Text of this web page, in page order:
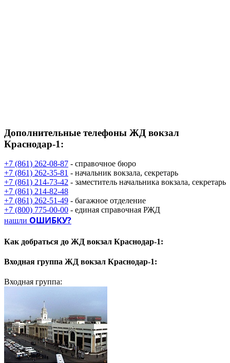
Дополнительные телефоны ЖД вокзал
Краснодар-1:
+7 (861) 262-08-87 - справочное бюро
+7 (861) 262-35-81 - начальник вокзала, секретарь
+7 (861) 214-73-42 - заместитель начальника вокзала, секретарь
+7 (861) 214-82-48
+7 (861) 262-51-49 - багажное отделение
+7 (800) 775-00-00 - единая справочная РЖД
нашли ОШИБКУ?
Как добраться до ЖД вокзал Краснодар-1:
Входная группа ЖД вокзал Краснодар-1:
Входная группа: